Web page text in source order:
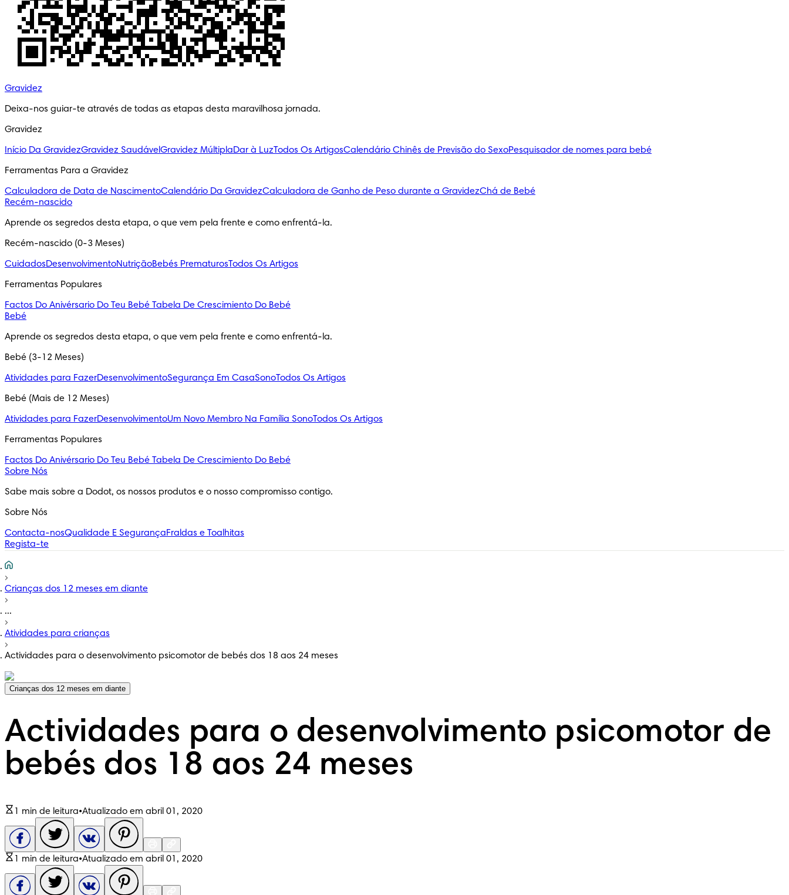
Gravidez
Deixa-nos guiar-te através de todas as etapas desta maravilhosa jornada.
Gravidez
Início Da GravidezGravidez SaudávelGravidez MúltiplaDar à LuzTodos Os ArtigosCalendário Chinês de Previsão do SexoPesquisador de nomes para bebé
Ferramentas Para a Gravidez
Calculadora de Data de NascimentoCalendário Da GravidezCalculadora de Ganho de Peso durante a GravidezChá de Bebé
Recém-nascido
Aprende os segredos desta etapa, o que vem pela frente e como enfrentá-la.
Recém-nascido (0-3 Meses)
CuidadosDesenvolvimentoNutriçãoBebés PrematurosTodos Os Artigos
Ferramentas Populares
Factos Do Anivérsario Do Teu Bebé Tabela De Crescimiento Do Bebé
Bebé
Aprende os segredos desta etapa, o que vem pela frente e como enfrentá-la.
Bebé (3-12 Meses)
Atividades para FazerDesenvolvimentoSegurança Em CasaSonoTodos Os Artigos
Bebé (Mais de 12 Meses)
Atividades para FazerDesenvolvimentoUm Novo Membro Na Família SonoTodos Os Artigos
Ferramentas Populares
Factos Do Anivérsario Do Teu Bebé Tabela De Crescimiento Do Bebé
Sobre Nós
Sabe mais sobre a Dodot, os nossos produtos e o nosso compromisso contigo.
Sobre Nós
Contacta-nosQualidade E SegurançaFraldas e Toalhitas
Regista-te
Crianças dos 12 meses em diante
...
Atividades para crianças
Actividades para o desenvolvimento psicomotor de bebés dos 18 aos 24 meses
Crianças dos 12 meses em diante
Actividades para o desenvolvimento psicomotor de
bebés dos 18 aos 24 meses
1 min de leitura•Atualizado em abril 01, 2020
1 min de leitura•Atualizado em abril 01, 2020